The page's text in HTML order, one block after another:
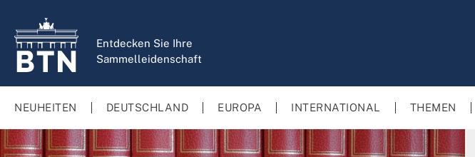
Entdecken Sie Ihre
Sammelleidenschaft
NEUHEITEN DEUTSCHLAND EUROPA INTERNATIONAL THEMEN